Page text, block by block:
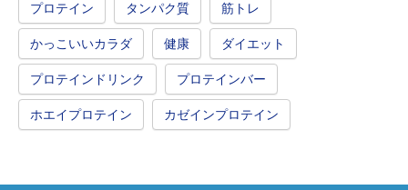
プロテイン タンパク質 筋トレ
かっこいいカラダ 健康 ダイエット
プロテインドリンク プロテインバー
ホエイプロテイン カゼインプロテイン